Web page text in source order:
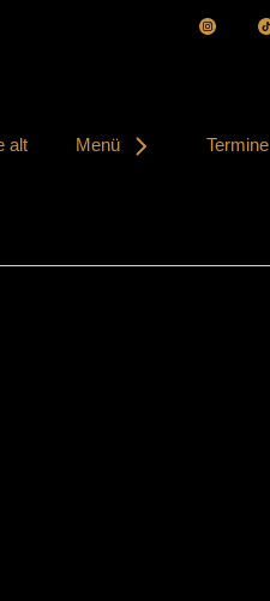
alt Menü Termine